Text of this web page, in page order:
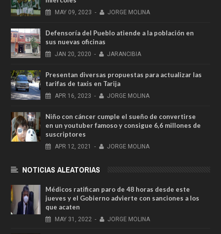
MAY 09, 2023 - JORGE MOLINA
Defensoría del Pueblo atiende a la población en
sus nuevas oficinas
JAN 20, 2020 - JARANCIBIA
Presentan diversas propuestas para actualizar las
tarifas de taxis en Tarija
APR 16, 2023 - JORGE MOLINA
Niño con cáncer cumple el sueño de convertirse
en un youtuber famoso y consigue 6,6 millones de
suscriptores
APR 12, 2021 - JORGE MOLINA
NOTICIAS ALEATORIAS
Médicos ratifican paro de 48 horas desde este
jueves y el Gobierno advierte con sanciones a los
que acaten
MAY 31, 2022 - JORGE MOLINA